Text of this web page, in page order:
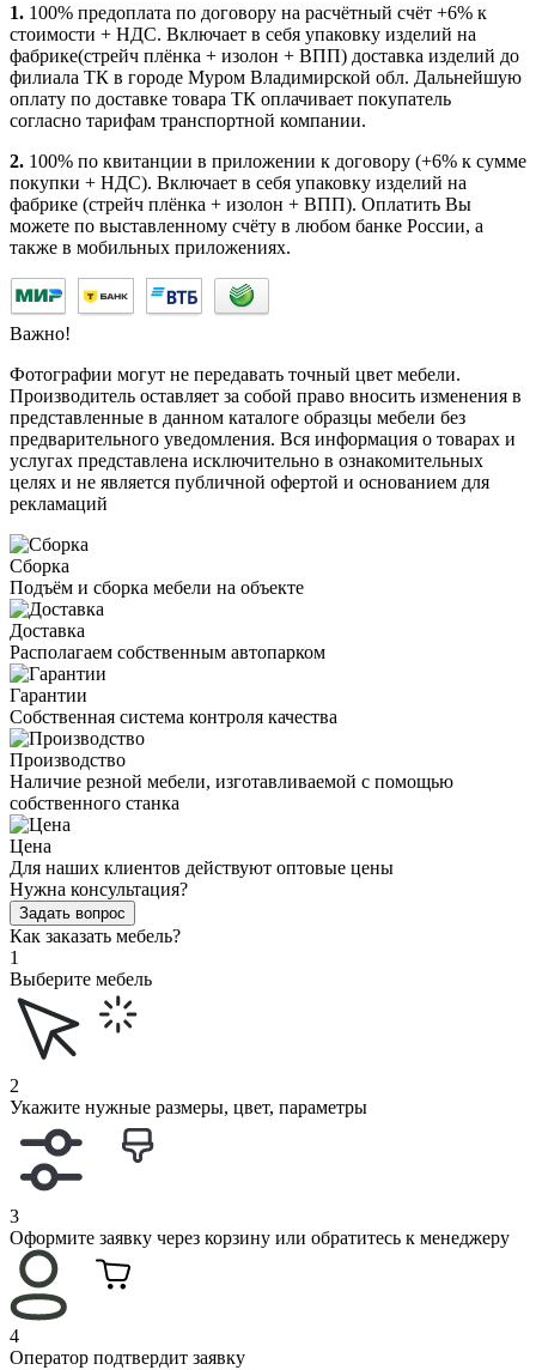
1. 100% предоплата по договору на расчётный счёт +6% к
стоимости + НДС. Включает в себя упаковку изделий на
фабрике(стрейч плёнка + изолон + ВПП) доставка изделий до
филиала ТК в городе Муром Владимирской обл. Дальнейшую
оплату по доставке товара ТК оплачивает покупатель
согласно тарифам транспортной компании.
2. 100% по квитанции в приложении к договору (+6% к сумме
покупки + НДС). Включает в себя упаковку изделий на
фабрике (стрейч плёнка + изолон + ВПП). Оплатить Вы
можете по выставленному счёту в любом банке России, а
также в мобильных приложениях.
Важно!
Фотографии могут не передавать точный цвет мебели.
Производитель оставляет за собой право вносить изменения в
представленные в данном каталоге образцы мебели без
предварительного уведомления. Вся информация о товарах и
услугах представлена исключительно в ознакомительных
целях и не является публичной офертой и основанием для
рекламаций
Сборка
Подъём и сборка мебели на объекте
Доставка
Располагаем собственным автопарком
Гарантии
Собственная система контроля качества
Производство
Наличие резной мебели, изготавливаемой с помощью
собственного станка
Цена
Для наших клиентов действуют оптовые цены
Нужна консультация?
Задать вопрос
Как заказать мебель?
1
Выберите мебель
2
Укажите нужные размеры, цвет, параметры
3
Оформите заявку через корзину или обратитесь к менеджеру
4
Оператор подтвердит заявку